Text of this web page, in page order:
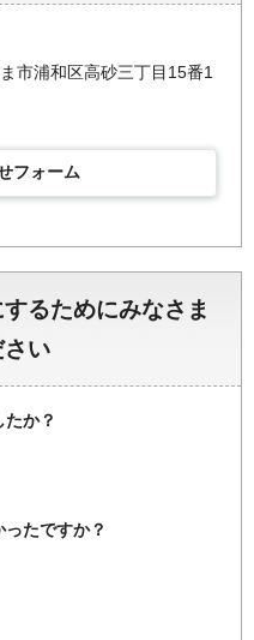
市浦和区高砂三丁目15番1
フォーム
るためにみなさま
い
か？
たですか？